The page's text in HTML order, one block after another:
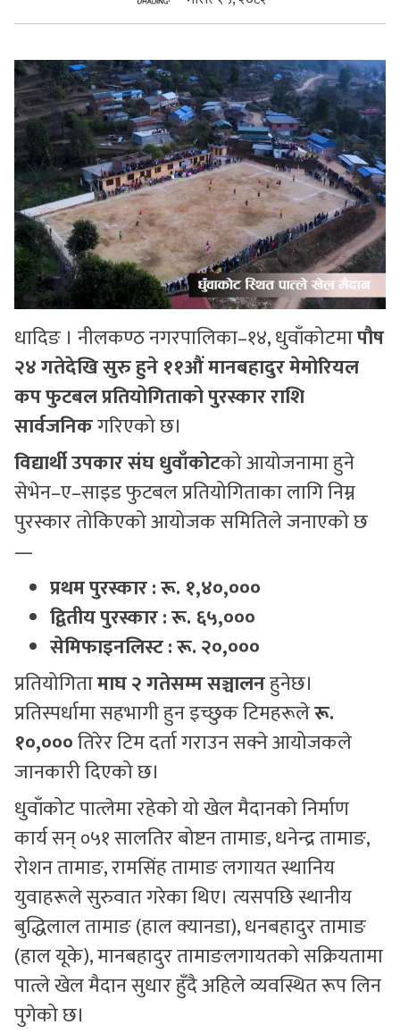
सुचनाहरु
स्वास्थ्य
भिडियो
धादिङ । नीलकण्ठ नगरपालिका–१४, धुवाँकोटमापौष
२४ गतेदेखि सुरु हुने ११औं मानबहादुर मेमोरियल
कप फुटबल प्रतियोगिताको पुरस्कार राशि
सार्वजनिकगरिएको छ।
विद्यार्थी उपकार संघ धुवाँकोटको आयोजनामा हुने
सेभेन–ए–साइड फुटबल प्रतियोगिताका लागि निम्न
पुरस्कार तोकिएको आयोजक समितिले जनाएको छ
—
प्रथम पुरस्कार : रू. १,४०,०००
द्वितीय पुरस्कार : रू. ६५,०००
सेमिफाइनलिस्ट : रू. २०,०००
प्रतियोगितामाघ २ गतेसम्म सञ्चालनहुनेछ।
प्रतिस्पर्धामा सहभागी हुन इच्छुक टिमहरूलेरू.
१०,०००तिरेर टिम दर्ता गराउन सक्ने आयोजकले
जानकारी दिएको छ।
धुवाँकोट पात्लेमा रहेको यो खेल मैदानको निर्माण
कार्य सन् ०५१ सालतिर बोष्टन तामाङ, धनेन्द्र तामाङ,
रोशन तामाङ, रामसिंह तामाङ लगायत स्थानिय
युवाहरूले सुरुवात गरेका थिए। त्यसपछि स्थानीय
बुद्धिलाल तामाङ (हाल क्यानडा), धनबहादुर तामाङ
(हाल यूके), मानबहादुर तामाङलगायतको सक्रियतामा
पात्ले खेल मैदान सुधार हुँदै अहिले व्यवस्थित रूप लिन
पुगेको छ।